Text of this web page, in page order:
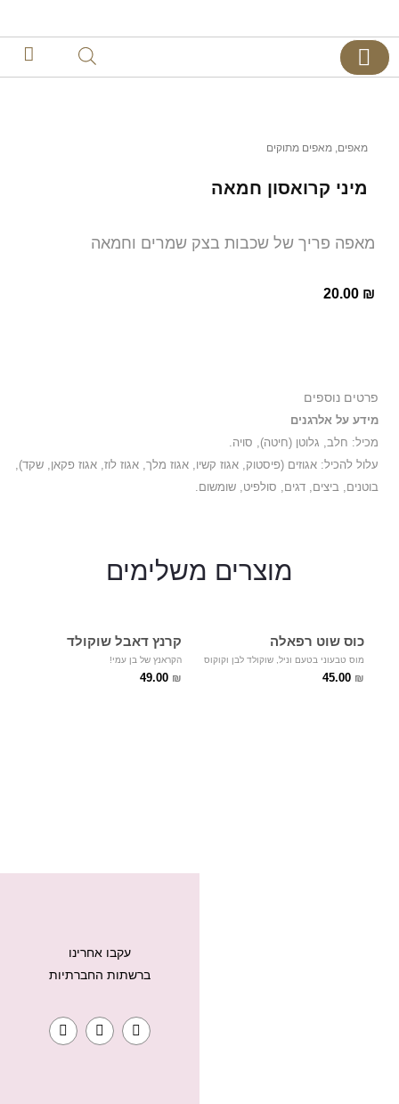
מאפים, מאפים מתוקים
מיני קרואסון חמאה
מאפה פריך של שכבות בצק שמרים וחמאה
20.00 ₪
פרטים נוספים
מידע על אלרגנים
מכיל: חלב, גלוטן (חיטה), סויה.
עלול להכיל: אגוזים (פיסטוק, אגוז קשיו, אגוז מלך, אגוז לוז, אגוז פקאן, שקד),
בוטנים, ביצים, דגים, סולפיט, שומשום.
מוצרים משלימים
כוס שוט רפאלה
45.00 ₪
מוס טבעוני בטעם וניל, שוקולד לבן וקוקוס
קרנץ דאבל שוקולד
49.00 ₪
הקראנץ של בן עמי!
עקבו אחרינו
ברשתות החברתיות